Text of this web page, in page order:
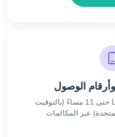
الوصول
متاحة يوميًا من 10 صباحًا حتى 11 مساءً (بالتوقيت